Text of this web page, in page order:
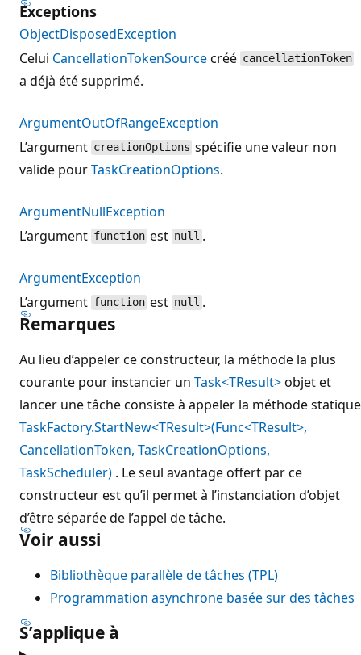
Exceptions
ObjectDisposedException
Celui CancellationTokenSourcecréé cancellationToken
a déjà été supprimé.
ArgumentOutOfRangeException
L’argument creationOptions spécifie une valeur non
valide pourTaskCreationOptions.
ArgumentNullException
L’argument function est null .
ArgumentException
L’argument function est null .
Remarques
Au lieu d’appeler ce constructeur, la méthode la plus
courante pour instancier un Task<TResult>objet et
lancer une tâche consiste à appeler la méthode statique
TaskFactory.StartNew<TResult>(Func<TResult>,
CancellationToken, TaskCreationOptions,
TaskScheduler) . Le seul avantage offert par ce
constructeur est qu’il permet à l’instanciation d’objet
d’être séparée de l’appel de tâche.
Voir aussi
Bibliothèque parallèle de tâches (TPL)
Programmation asynchrone basée sur des tâches
S’applique à